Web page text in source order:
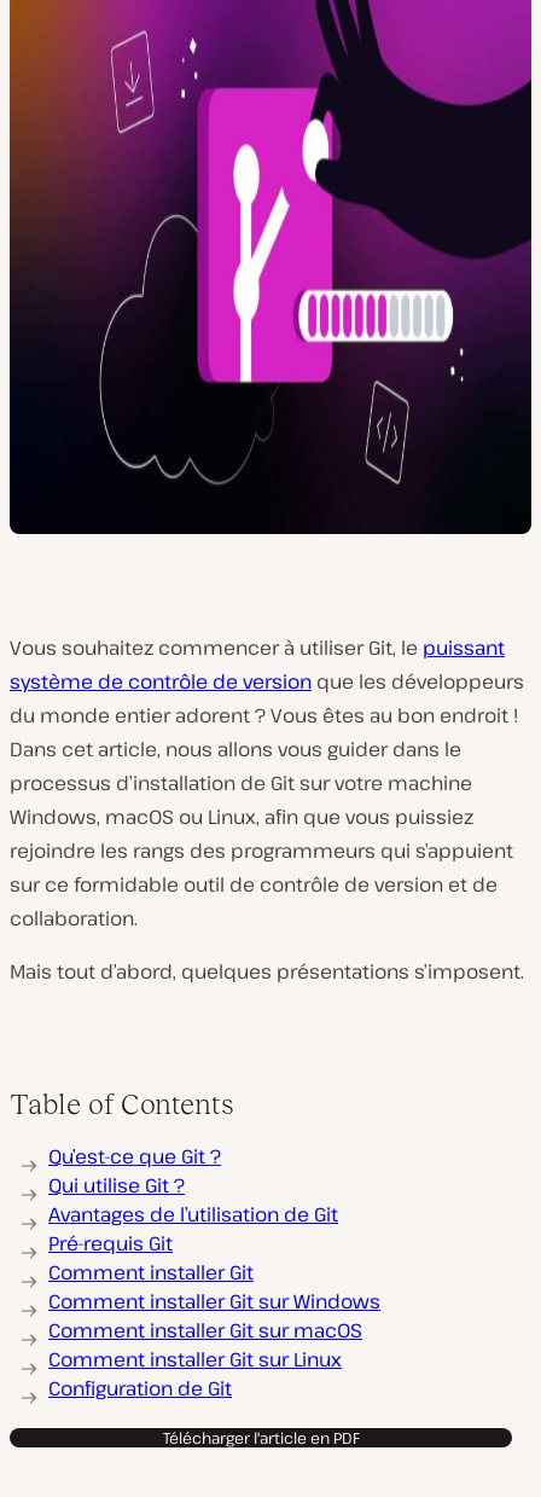
Vous souhaitez commencer à utiliser Git, le puissant
système de contrôle de version que les développeurs
du monde entier adorent ? Vous êtes au bon endroit !
Dans cet article, nous allons vous guider dans le
processus d’installation de Git sur votre machine
Windows, macOS ou Linux, afin que vous puissiez
rejoindre les rangs des programmeurs qui s’appuient
sur ce formidable outil de contrôle de version et de
collaboration.
Mais tout d’abord, quelques présentations s’imposent.
Table of Contents
Qu’est-ce que Git ?
Qui utilise Git ?
Avantages de l’utilisation de Git
Pré-requis Git
Comment installer Git
Comment installer Git sur Windows
Comment installer Git sur macOS
Comment installer Git sur Linux
Configuration de Git
Télécharger l'article en PDF